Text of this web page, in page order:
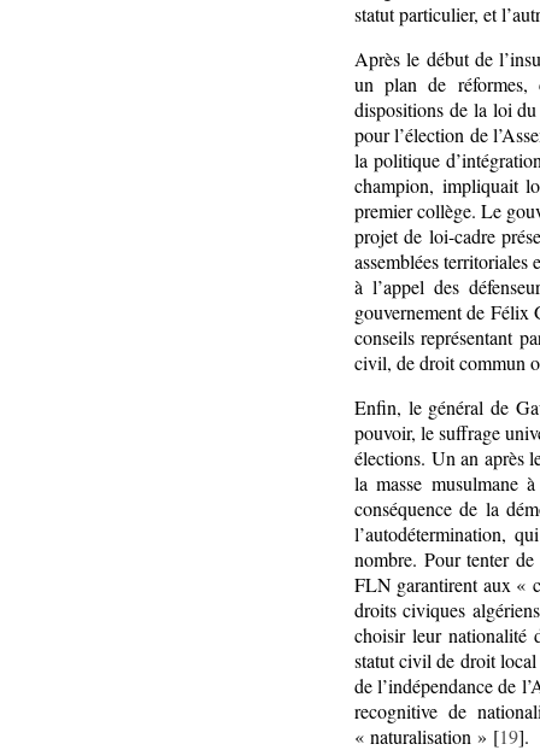
statut particulier, et
Après le début de
un plan de réformes,
dispositions de la loi
pour l’élection de
la politique
champion, impliquait
premier collège. Le
projet de loi-cadre
assemblées territoriales
à l’appel des
gouvernement de Félix
conseils représentant
civil, de droit commun
Enfin, le général de
pouvoir, le suffrage
élections. Un an après
la masse musulmane
conséquence de la
l’autodétermination,
nombre. Pour tenter
FLN garantirent aux «
droits civiques
choisir leur nationalité
statut civil de droit
de l’indépendance de
recognitive de
« naturalisation » [19].